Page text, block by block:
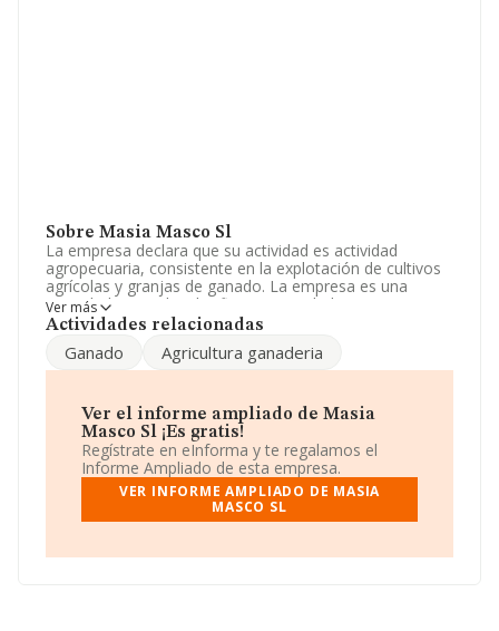
Sobre Masia Masco Sl
La empresa declara que su actividad es actividad
agropecuaria, consistente en la explotación de cultivos
agrícolas y granjas de ganado. La empresa es una
Sociedad Limitada. Clasifica su actividad CNAE como
'Cultivo de cereales (excepto arroz), leguminosas y
tiene actividad en mercados exteriores.
reducción del 33% y teniendo en cuenta la información
a disposición de INFORMA, ha contado con un número
de empleados inferior a la media de sector.
Respecto a la posición de la empresa según los niveles
de facturación, en los distintos rankings, INFORMA
facilita la siguiente información: en 2024, la compañía
del 563 al 774. En el ranking del sector, delante de la
Ver más
Actividades relacionadas
Ganado Agricultura ganaderia
Ver el informe ampliado de Masia
Masco Sl ¡Es gratis!
Regístrate en eInforma y te regalamos el
Informe Ampliado de esta empresa.
VER INFORME AMPLIADO DE MASIA
MASCO SL